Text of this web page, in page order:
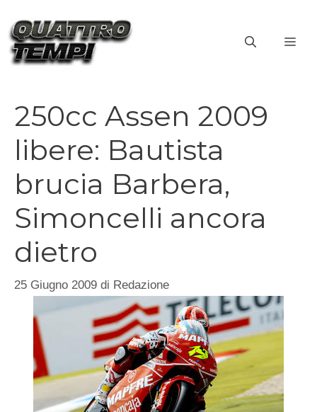
contenuto
250cc Assen 2009
libere: Bautista
brucia Barbera,
Simoncelli ancora
dietro
25 Giugno 2009 di Redazione